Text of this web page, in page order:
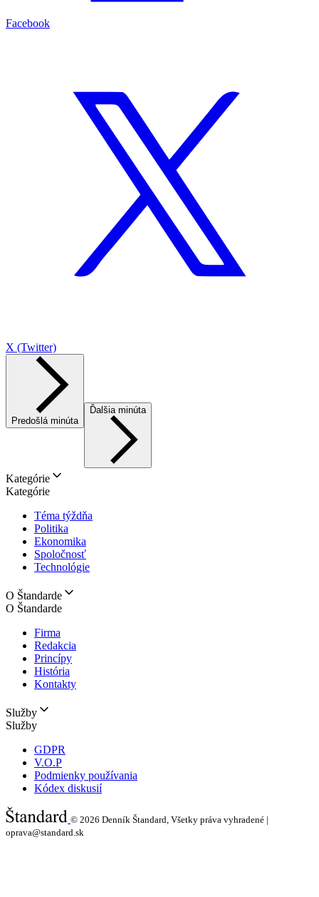
Facebook
X (Twitter)
Predošlá minúta
Ďalšia minúta
Kategórie
Kategórie
Téma týždňa
Politika
Ekonomika
Spoločnosť
Technológie
O Štandarde
O Štandarde
Firma
Redakcia
Princípy
História
Kontakty
Služby
Služby
GDPR
V.O.P
Podmienky používania
Kódex diskusií
© 2026 Denník Štandard, Všetky práva vyhradené |
oprava@standard.sk